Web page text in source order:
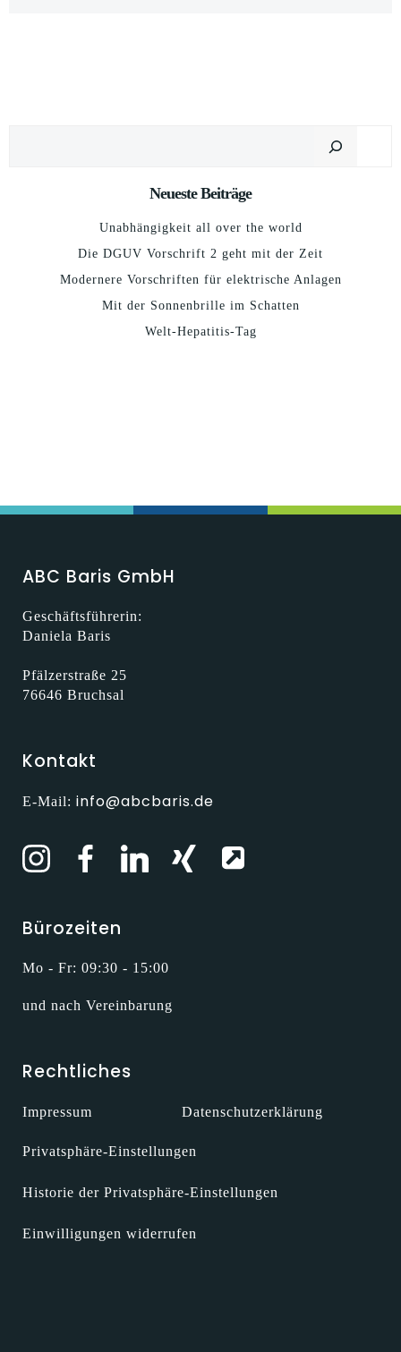
Neueste Beiträge
Unabhängigkeit all over the world
Die DGUV Vorschrift 2 geht mit der Zeit
Modernere Vorschriften für elektrische Anlagen
Mit der Sonnenbrille im Schatten
Welt-Hepatitis-Tag
ABC Baris GmbH
Geschäftsführerin:
Daniela Baris
Pfälzerstraße 25
76646 Bruchsal
Kontakt
E-Mail: info@abcbaris.de
Bürozeiten
Mo - Fr: 09:30 - 15:00
und nach Vereinbarung
Rechtliches
Impressum Datenschutzerklärung
Privatsphäre-Einstellungen
Historie der Privatsphäre-Einstellungen
Einwilligungen widerrufen